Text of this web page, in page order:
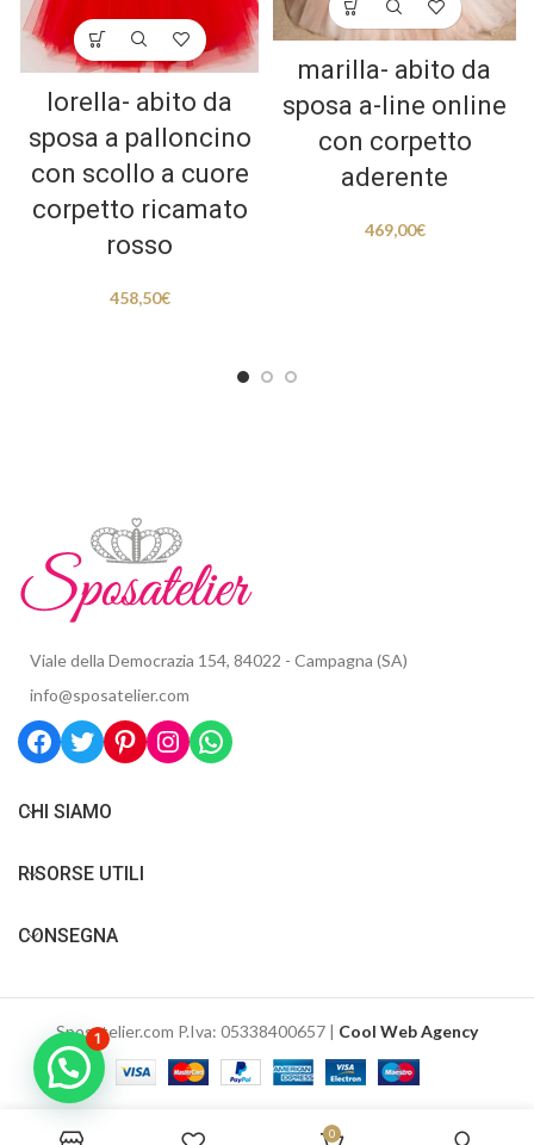
lorella- abito da
sposa a palloncino
con scollo a cuore
corpetto ricamato
rosso
458,50€
marilla- abito da
sposa a-line online
con corpetto
aderente
469,00€
Viale della Democrazia 154, 84022 - Campagna (SA)
info@sposatelier.com
CHI SIAMO
RISORSE UTILI
CONSEGNA
Sposatelier.com P.Iva: 05338400657 | Cool Web Agency
0
1